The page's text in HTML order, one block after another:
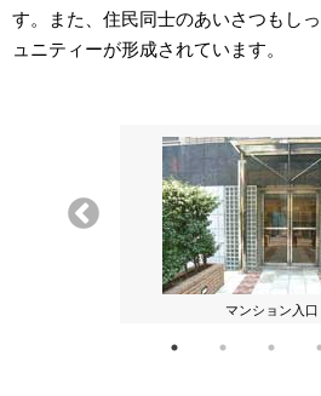
す。また、住民同士のあいさつもし
ュニティーが形成されています。
マンション入口